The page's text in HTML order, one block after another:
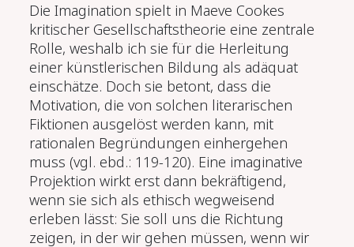
Die Imagination spielt in Maeve Cookes
kritischer Gesellschaftstheo­rie eine zentrale
Rolle, weshalb ich sie für die Herleitung
einer künstlerischen Bildung als adäquat
einschätze. Doch sie betont, dass die
Motivation, die von solchen literarischen
Fiktionen ausgelöst werden kann, mit
rationalen Begründungen einhergehen
muss (vgl. ebd.: 119-120). Eine imaginative
Projektion wirkt erst dann bekräftigend,
wenn sie sich als ethisch wegweisend
erleben lässt: Sie soll uns die Richtung
zeigen, in der wir gehen müssen, wenn wir